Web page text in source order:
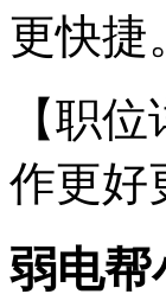
更快捷
【职
作更好
弱电帮